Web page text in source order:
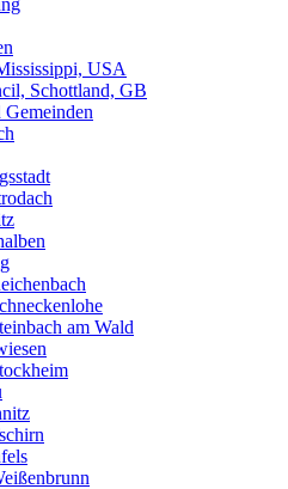
USA
Schottland, GB
Gemeinden
am Wald